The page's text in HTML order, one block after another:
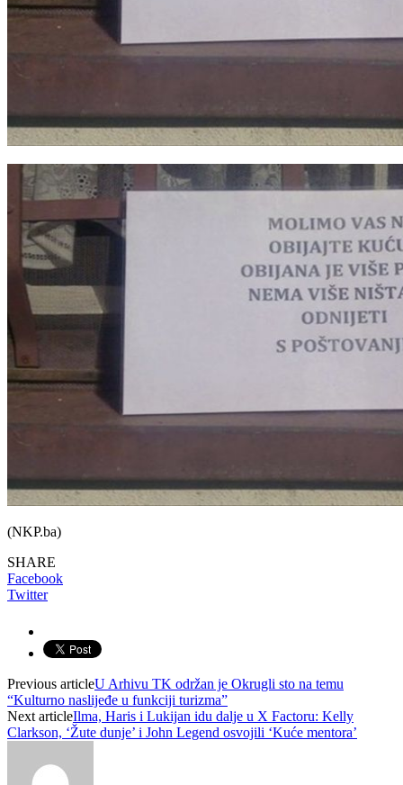
(NKP.ba)
SHARE
Facebook
Twitter
Previous articleU Arhivu TK održan je Okrugli sto na temu
“Kulturno naslijeđe u funkciji turizma”
Next articleIlma, Haris i Lukijan idu dalje u X Factoru: Kelly
Clarkson, ‘Žute dunje’ i John Legend osvojili ‘Kuće mentora’